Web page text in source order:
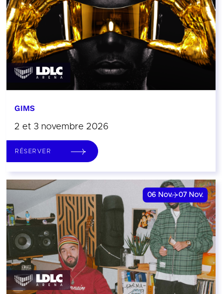
GIMS
2 et 3 novembre 2026
RÉSERVER
06 Nov. 07 Nov.